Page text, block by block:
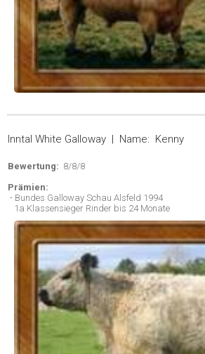
Inntal White Galloway | Name: Kenny
Bewertung: 8/8/8
Prämien:
- Bundes Galloway Schau Alsfeld 1994
1a Klassensieger Rinder bis 24 Monate